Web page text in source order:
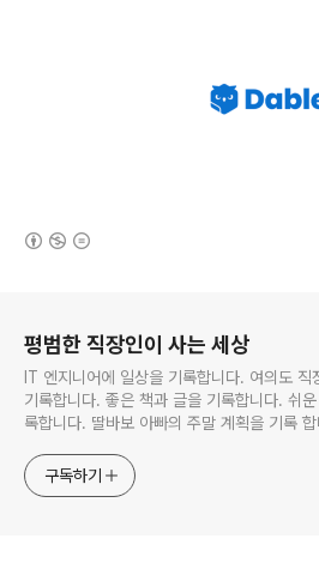
평범한 직장인이 사는 세상
IT 엔지니어에 일상을 기록합니다. 여의도 직
기록합니다. 좋은 책과 글을 기록합니다. 쉬운 금융 정보를 기
록합니다. 딸바보 아빠의 주말 계획을 기록
구독하기